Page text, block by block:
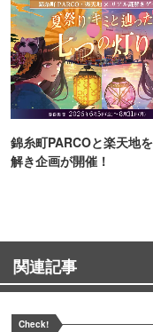
錦糸町PARCOと楽天地
解き企画が開催！
関連記事
Check!